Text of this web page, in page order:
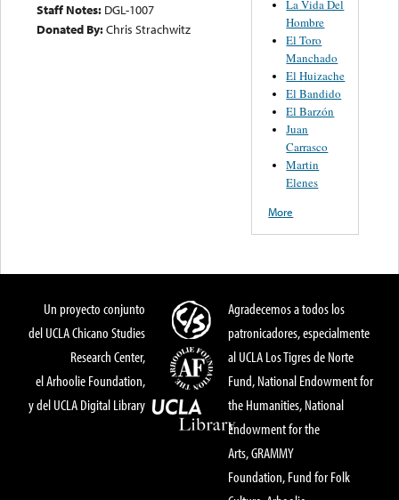
Staff Notes: DGL-1007
Donated By:Chris Strachwitz
La Vida Del
Hombre
El Toro
Manchado
El Huizache
El Bandido
El Barzón
Juan
Carrasco
Martin
Elenes
More
Un proyecto conjunto
del UCLA Chicano Studies
Research Center,
el Arhoolie Foundation,
y del UCLA Digital Library
Agradecemos a todos los
patronicadores, especialmente
al UCLA Los Tigres de Norte
Fund, National Endowment for
the Humanities, National
Endowment for the
Arts, GRAMMY
Foundation, Fund for Folk